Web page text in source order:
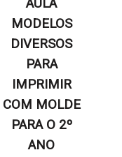
AULA
MODELOS
DIVERSOS
PARA
IMPRIMIR
COM MOLDE
PARA O 2º
ANO